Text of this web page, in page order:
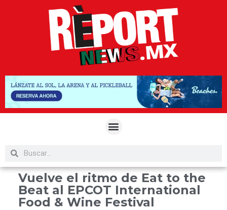
Vuelve el ritmo de Eat to the
Beat al EPCOT International
Food & Wine Festival